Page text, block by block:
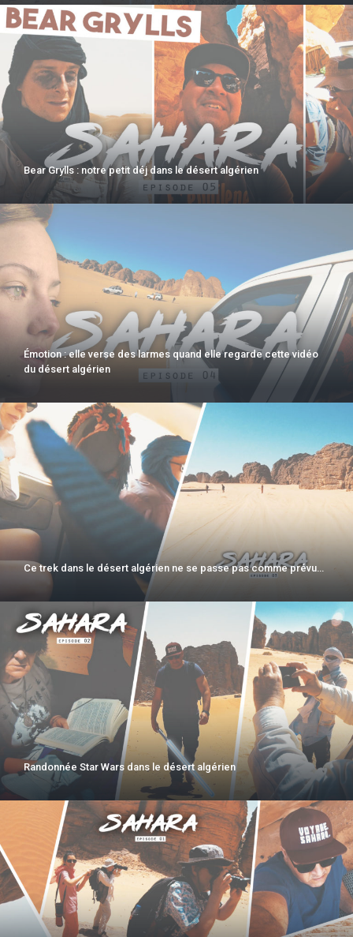
Bear Grylls : notre petit déj dans le désert algérien
Émotion : elle verse des larmes quand elle regarde cette vidéo
du désert algérien
Ce trek dans le désert algérien ne se passe pas comme prévu…
Randonnée Star Wars dans le désert algérien